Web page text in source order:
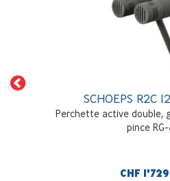
SCHOEPS R2C
Perchette active double,
pince
CHF